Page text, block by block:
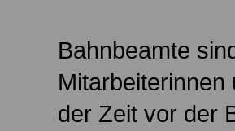
Bahnbeamte
der Zeit vor der